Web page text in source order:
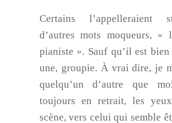
Certains l’appelleraient
d’autres mots moqueurs, «
pianiste ». Sauf qu’il est
une, groupie. À vrai dire, je
quelqu’un d’autre que
toujours en retrait, les
scène, vers celui qui semble